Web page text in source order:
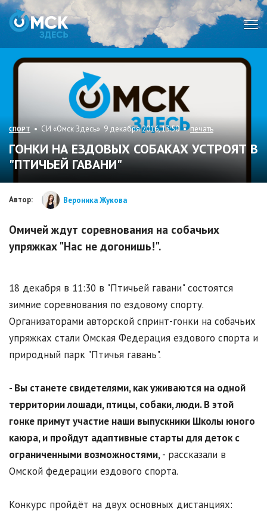
СПОРТ • СИ «Омск Здесь» 9 декабря 2016, 13:50 •печать
ГОНКИ НА ЕЗДОВЫХ СОБАКАХ УСТРОЯТ В
"ПТИЧЬЕЙ ГАВАНИ"
Автор: Вероника Жукова
Омичей ждут соревнования на собачьих
упряжках "Нас не догонишь!".
18 декабря в 11:30 в "Птичьей гавани" состоятся
зимние соревнования по ездовому спорту.
Организаторами авторской спринт-гонки на собачьих
упряжках стали Омская Федерация ездового спорта и
природный парк "Птичья гавань".
- Вы станете свидетелями, как уживаются на одной
территории лошади, птицы, собаки, люди. В этой
гонке примут участие наши выпускники Школы юного
каюра, и пройдут адаптивные старты для деток с
ограниченными возможностями,- рассказали в
Омской федерации ездового спорта.
Конкурс пройдёт на двух основных дистанциях: